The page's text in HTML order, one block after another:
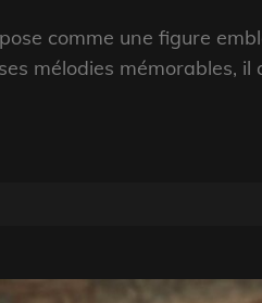
comme une figure
mélodies mémorables,